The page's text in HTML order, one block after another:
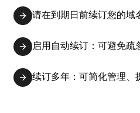
请在到期日前续订您的域
启用自动续订：可避免疏
续订多年：可简化管理、